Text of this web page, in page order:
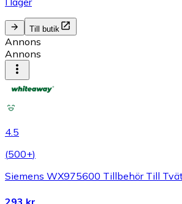
Till butik
Annons
Annons
4.5
(500+)
Siemens WX975600 Tillbehör Till
293 kr